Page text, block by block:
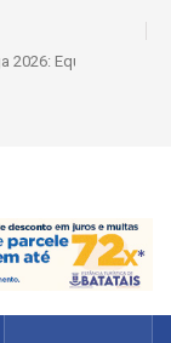
e entidade define